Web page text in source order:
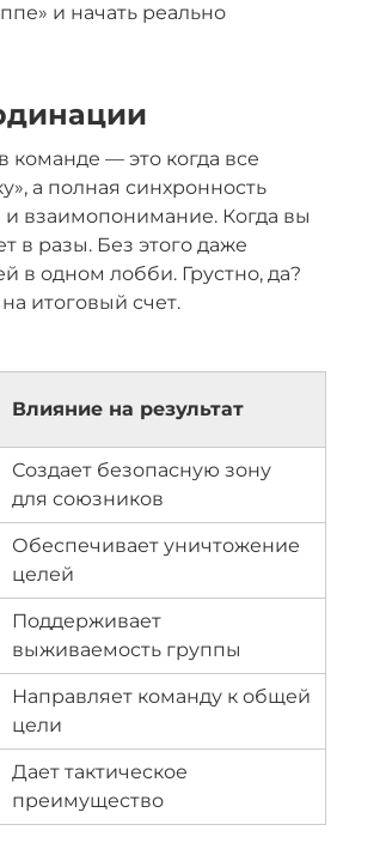
и начать реально
команде — это когда все
а полная синхронность
взаимопонимание. Когда вы
в разы. Без этого даже
в одном лобби. Грустно, да?
итоговый счет.
Влияние на результат
Создает безопасную зону
для союзников
Обеспечивает уничтожение
целей
Поддерживает
выживаемость группы
Направляет команду к общей
цели
Дает тактическое
преимущество